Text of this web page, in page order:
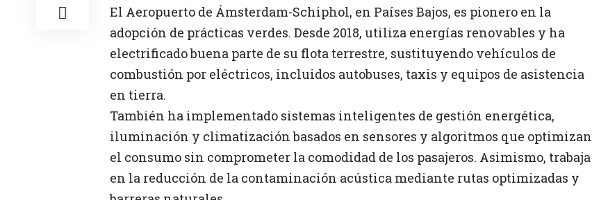
El Aeropuerto de Ámsterdam-Schiphol, en Países Bajos, es pionero en la
adopción de prácticas verdes. Desde 2018, utiliza energías renovables y ha
electrificado buena parte de su flota terrestre, sustituyendo vehículos de
combustión por eléctricos, incluidos autobuses, taxis y equipos de asistencia
en tierra.
También ha implementado sistemas inteligentes de gestión energética,
iluminación y climatización basados en sensores y algoritmos que optimizan
el consumo sin comprometer la comodidad de los pasajeros. Asimismo, trabaja
en la reducción de la contaminación acústica mediante rutas optimizadas y